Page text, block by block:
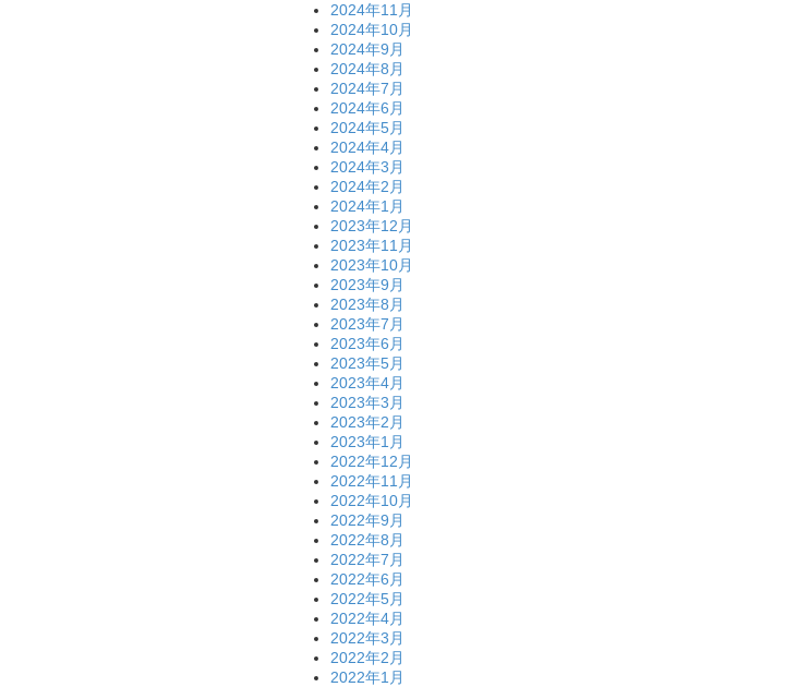
2024年11月
2024年10月
2024年9月
2024年8月
2024年7月
2024年6月
2024年5月
2024年4月
2024年3月
2024年2月
2024年1月
2023年12月
2023年11月
2023年10月
2023年9月
2023年8月
2023年7月
2023年6月
2023年5月
2023年4月
2023年3月
2023年2月
2023年1月
2022年12月
2022年11月
2022年10月
2022年9月
2022年8月
2022年7月
2022年6月
2022年5月
2022年4月
2022年3月
2022年2月
2022年1月